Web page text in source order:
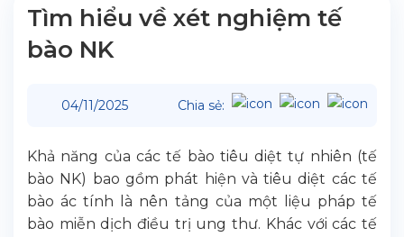
Tìm hiểu về xét nghiệm tế
bào NK
04/11/2025 Chia sẻ:
Khả năng của các tế bào tiêu diệt tự nhiên (tế
bào NK) bao gồm phát hiện và tiêu diệt các tế
bào ác tính là nên tảng của một liệu pháp tế
bào miễn dịch điều trị ung thư. Khác với các tế